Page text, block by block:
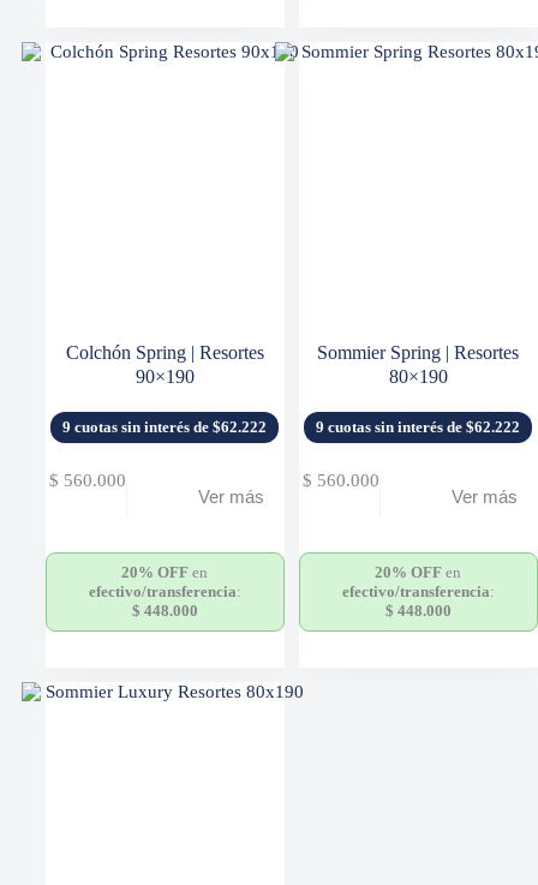
Colchón Spring | Resortes
90×190
9 cuotas sin interés de $62.222
$ 560.000
Ver más
20% OFF en
efectivo/transferencia:
$ 448.000
Sommier Spring | Resortes
80×190
9 cuotas sin interés de $62.222
$ 560.000
Ver más
20% OFF en
efectivo/transferencia:
$ 448.000